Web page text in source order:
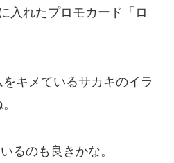
入れたプロモカード「ロ
キメているサカキのイラ
るのも良きかな。